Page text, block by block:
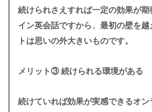
続けられさえすれば一定の効果が期
イン英会話ですから、最初の壁を越
トは思いの外大きいものです。
メリット③ 続けられる環境がある
続けていれば効果が実感できるオ